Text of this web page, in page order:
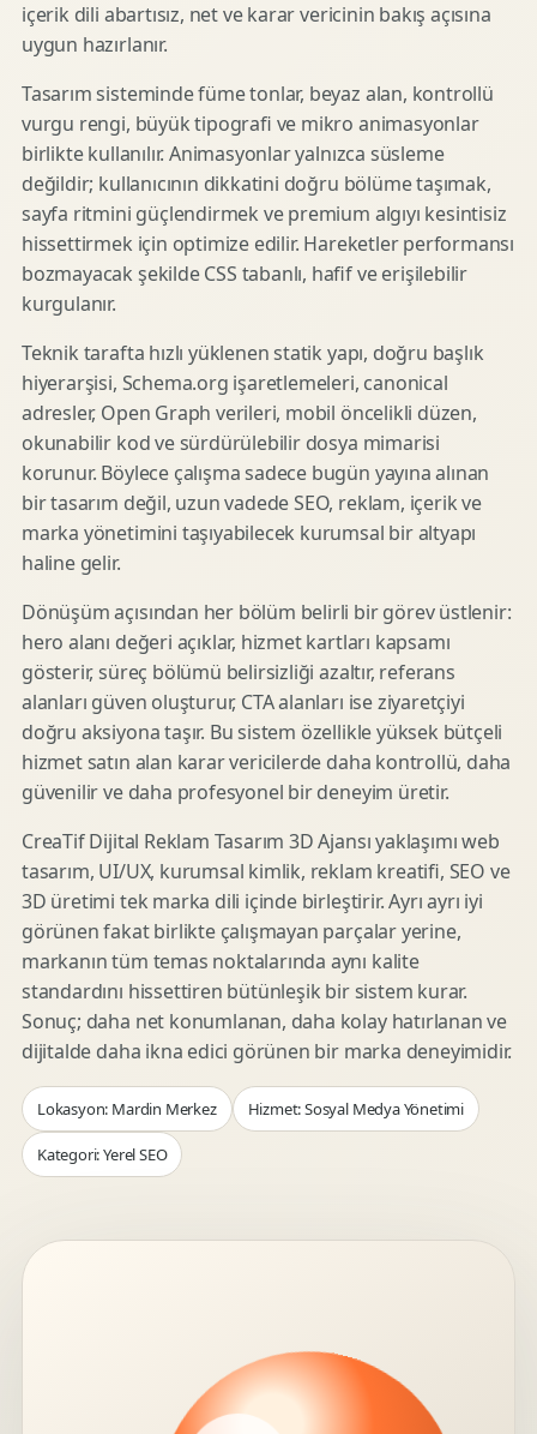
içerik dili abartısız, net ve karar vericinin bakış açısına
uygun hazırlanır.
Tasarım sisteminde füme tonlar, beyaz alan, kontrollü
vurgu rengi, büyük tipografi ve mikro animasyonlar
birlikte kullanılır. Animasyonlar yalnızca süsleme
değildir; kullanıcının dikkatini doğru bölüme taşımak,
sayfa ritmini güçlendirmek ve premium algıyı kesintisiz
hissettirmek için optimize edilir. Hareketler performansı
bozmayacak şekilde CSS tabanlı, hafif ve erişilebilir
kurgulanır.
Teknik tarafta hızlı yüklenen statik yapı, doğru başlık
hiyerarşisi, Schema.org işaretlemeleri, canonical
adresler, Open Graph verileri, mobil öncelikli düzen,
okunabilir kod ve sürdürülebilir dosya mimarisi
korunur. Böylece çalışma sadece bugün yayına alınan
bir tasarım değil, uzun vadede SEO, reklam, içerik ve
marka yönetimini taşıyabilecek kurumsal bir altyapı
haline gelir.
Dönüşüm açısından her bölüm belirli bir görev üstlenir:
hero alanı değeri açıklar, hizmet kartları kapsamı
gösterir, süreç bölümü belirsizliği azaltır, referans
alanları güven oluşturur, CTA alanları ise ziyaretçiyi
doğru aksiyona taşır. Bu sistem özellikle yüksek bütçeli
hizmet satın alan karar vericilerde daha kontrollü, daha
güvenilir ve daha profesyonel bir deneyim üretir.
CreaTif Dijital Reklam Tasarım 3D Ajansı yaklaşımı web
tasarım, UI/UX, kurumsal kimlik, reklam kreatifi, SEO ve
3D üretimi tek marka dili içinde birleştirir. Ayrı ayrı iyi
görünen fakat birlikte çalışmayan parçalar yerine,
markanın tüm temas noktalarında aynı kalite
standardını hissettiren bütünleşik bir sistem kurar.
Sonuç; daha net konumlanan, daha kolay hatırlanan ve
dijitalde daha ikna edici görünen bir marka deneyimidir.
Lokasyon: Mardin Merkez Hizmet: Sosyal Medya Yönetimi
Kategori: Yerel SEO